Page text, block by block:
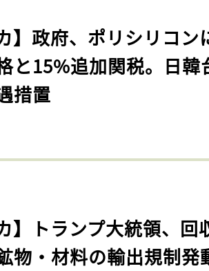
】政府、ポリシリコン
と15%追加関税。日韓
措置
】トランプ大統領、回
物・材料の輸出規制発